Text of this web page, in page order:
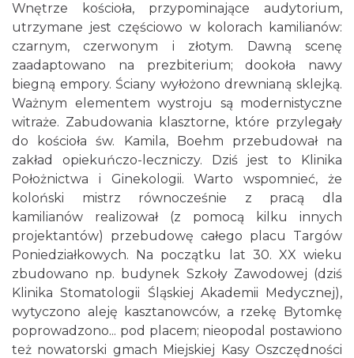
Wnętrze kościoła, przypominające audytorium,
utrzymane jest częściowo w kolorach kamilianów:
czarnym, czerwonym i złotym. Dawną scenę
zaadaptowano na prezbiterium; dookoła nawy
biegną empory. Ściany wyłożono drewnianą sklejką.
Ważnym elementem wystroju są modernistyczne
witraże. Zabudowania klasztorne, które przylegały
do kościoła św. Kamila, Boehm przebudował na
zakład opiekuńczo-leczniczy. Dziś jest to Klinika
Położnictwa i Ginekologii. Warto wspomnieć, że
koloński mistrz równocześnie z pracą dla
kamilianów realizował (z pomocą kilku innych
projektantów) przebudowę całego placu Targów
Poniedziałkowych. Na początku lat 30. XX wieku
zbudowano np. budynek Szkoły Zawodowej (dziś
Klinika Stomatologii Śląskiej Akademii Medycznej),
wytyczono aleję kasztanowców, a rzekę Bytomkę
poprowadzono... pod placem; nieopodal postawiono
też nowatorski gmach Miejskiej Kasy Oszczędności